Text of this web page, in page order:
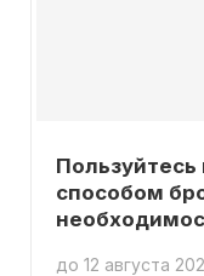
способом
до 12 августа